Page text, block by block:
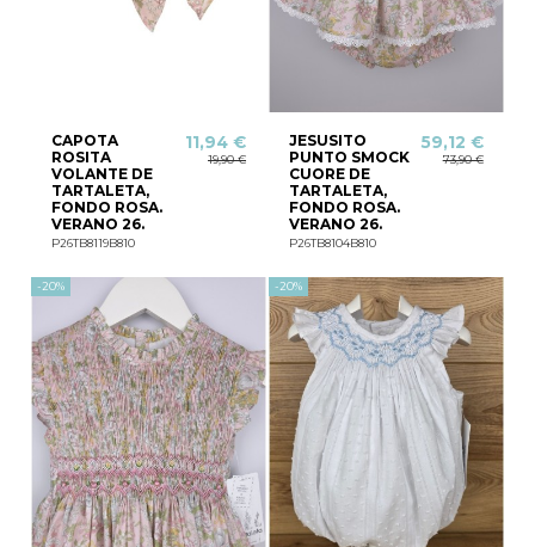
CAPOTA
ROSITA
VOLANTE DE
TARTALETA,
FONDO ROSA.
VERANO 26.
P26TB8119B810
11,94 €
19,90 €
JESUSITO
PUNTO SMOCK
CUORE DE
TARTALETA,
FONDO ROSA.
VERANO 26.
P26TB8104B810
59,12 €
73,90 €
-20% -20%